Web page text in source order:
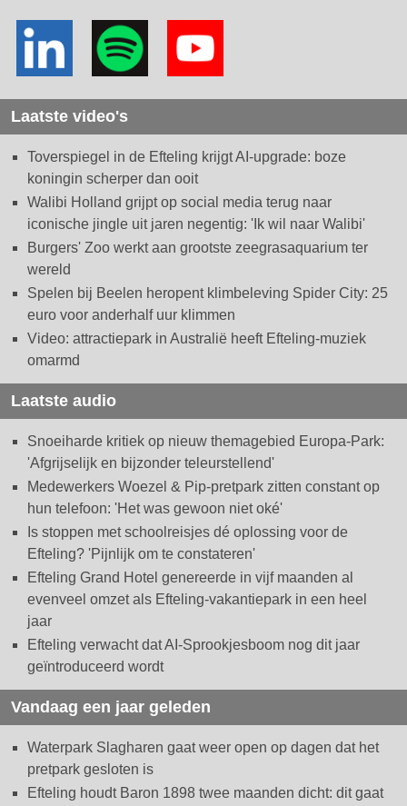
Laatste video's
Toverspiegel in de Efteling krijgt AI-upgrade: boze
koningin scherper dan ooit
Walibi Holland grijpt op social media terug naar
iconische jingle uit jaren negentig: 'Ik wil naar Walibi'
Burgers' Zoo werkt aan grootste zeegrasaquarium ter
wereld
Spelen bij Beelen heropent klimbeleving Spider City: 25
euro voor anderhalf uur klimmen
Video: attractiepark in Australië heeft Efteling-muziek
omarmd
Laatste audio
Snoeiharde kritiek op nieuw themagebied Europa-Park:
'Afgrijselijk en bijzonder teleurstellend'
Medewerkers Woezel & Pip-pretpark zitten constant op
hun telefoon: 'Het was gewoon niet oké'
Is stoppen met schoolreisjes dé oplossing voor de
Efteling? 'Pijnlijk om te constateren'
Efteling Grand Hotel genereerde in vijf maanden al
evenveel omzet als Efteling-vakantiepark in een heel
jaar
Efteling verwacht dat AI-Sprookjesboom nog dit jaar
geïntroduceerd wordt
Vandaag een jaar geleden
Waterpark Slagharen gaat weer open op dagen dat het
pretpark gesloten is
Efteling houdt Baron 1898 twee maanden dicht: dit gaat